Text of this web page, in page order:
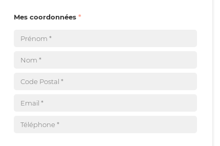
Mes coordonnées